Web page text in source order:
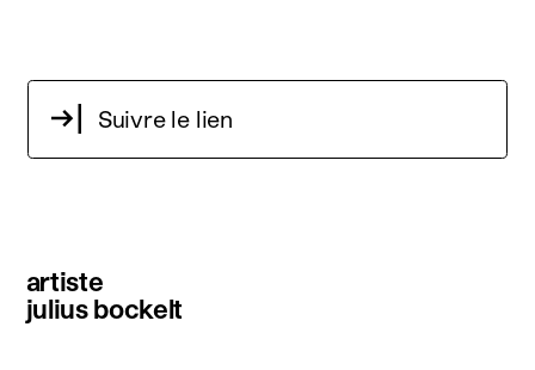
Suivre le lien
artiste
julius bockelt